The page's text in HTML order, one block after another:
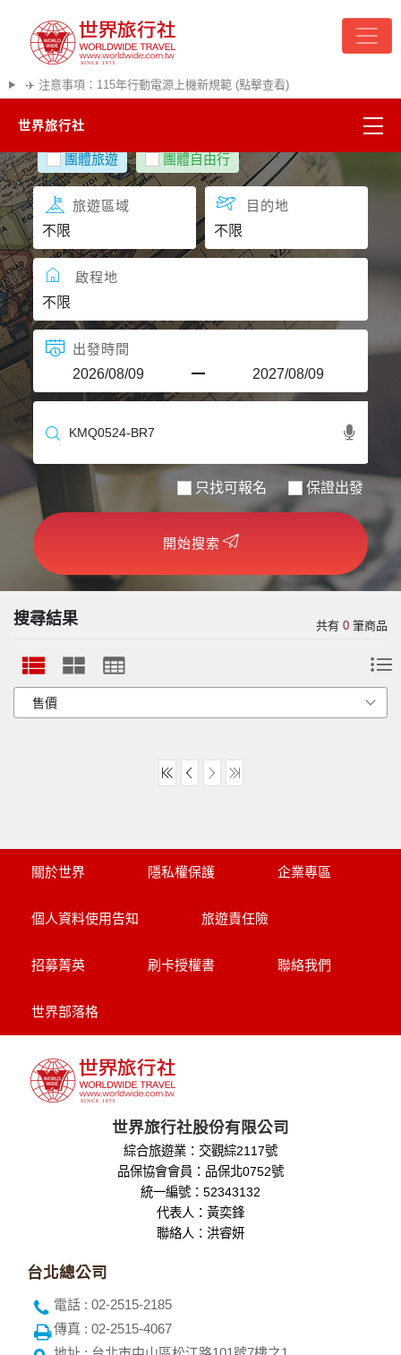
✈️ 注意事項：115年行動電源上機新規範 (點擊查看)
世界旅行社
精彩越南
熱門韓國
超夯日本
悠遊美加
遊輪河輪
世界臻旅
中東非洲
歐洲之旅
頂尖世界
二人成行
團體旅遊 團體自由行
旅遊區域 目的地
啟程地
出發時間
只找可報名 保證出發
開始搜索
搜尋結果 共有 0 筆商品
關於世界 隱私權保護 企業專區
個人資料使用告知 旅遊責任險
招募菁英 刷卡授權書 聯絡我們
世界部落格
世界旅行社股份有限公司
綜合旅遊業：交觀綜2117號
品保協會會員：品保北0752號
統一編號：52343132
代表人：黃奕鋒
聯絡人：洪睿妍
台北總公司
電話 : 02-2515-2185
傳真 : 02-2515-4067